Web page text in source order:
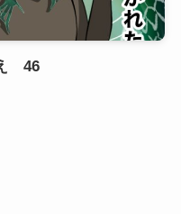
46